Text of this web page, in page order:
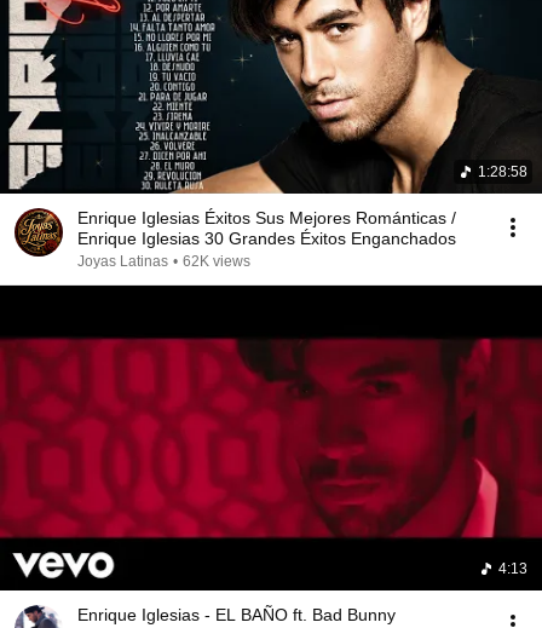
1:28:58
Enrique Iglesias Éxitos Sus Mejores Románticas /
Enrique Iglesias 30 Grandes Éxitos Enganchados
Joyas Latinas • 62K views
4:13
Enrique Iglesias - EL BAÑO ft. Bad Bunny